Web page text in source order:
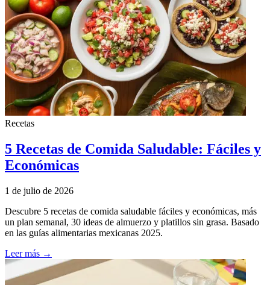
Recetas
5 Recetas de Comida Saludable: Fáciles y
Económicas
1 de julio de 2026
Descubre 5 recetas de comida saludable fáciles y económicas, más
un plan semanal, 30 ideas de almuerzo y platillos sin grasa. Basado
en las guías alimentarias mexicanas 2025.
Leer más →